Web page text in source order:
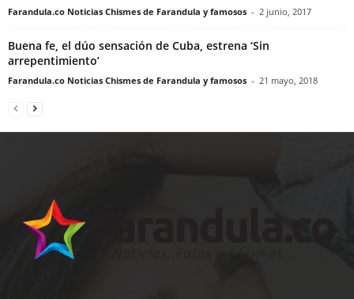
Farandula.co Noticias Chismes de Farandula y famosos - 2 junio, 2017
Buena fe, el dúo sensación de Cuba, estrena ‘Sin
arrepentimiento’
Farandula.co Noticias Chismes de Farandula y famosos - 21 mayo, 2018